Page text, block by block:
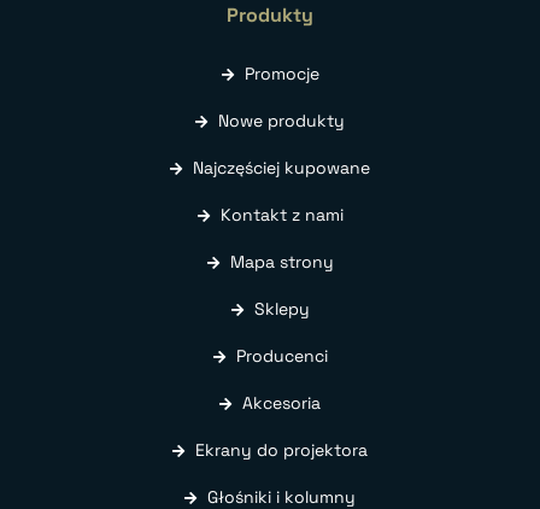
Produkty
Promocje
Nowe produkty
Najczęściej kupowane
Kontakt z nami
Mapa strony
Sklepy
Producenci
Akcesoria
Ekrany do projektora
Głośniki i kolumny